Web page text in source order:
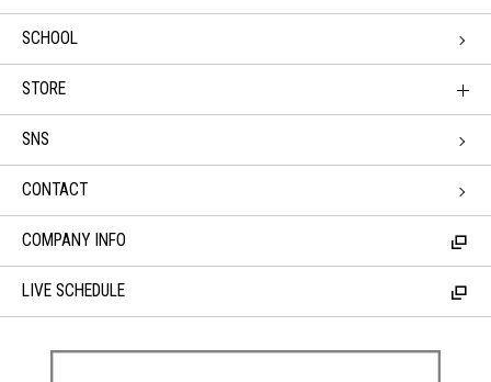
SCHOOL
STORE
SNS
CONTACT
COMPANY INFO
LIVE SCHEDULE